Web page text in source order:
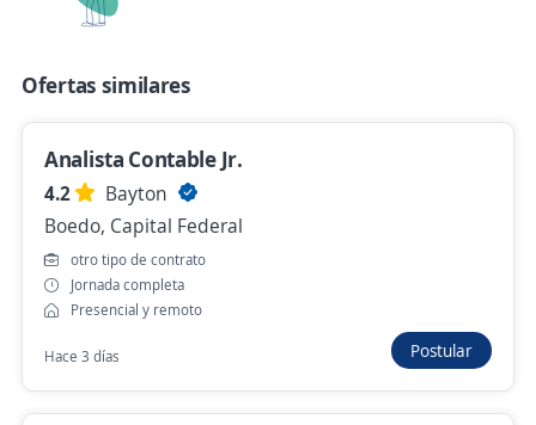
Hace 2 horas
Núñez, Capital Federal
Presencial y remoto
Hace 2 horas
Analista Jr. de RRHH Hard
San Nicolás, Capital Federal
Ofertas similares
Analista Contable Jr.
4.2
Bayton
Boedo, Capital Federal
otro tipo de contrato
Jornada completa
Presencial y remoto
Hace 3 días Postular